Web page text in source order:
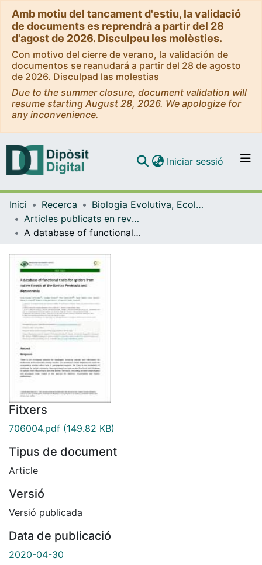
Amb motiu del tancament d'estiu, la validació
de documents es reprendrà a partir del 28
d'agost de 2026. Disculpeu les molèsties.
Con motivo del cierre de verano, la validación de
documentos se reanudará a partir del 28 de agosto
de 2026. Disculpad las molestias
Due to the summer closure, document validation will
resume starting August 28, 2026. We apologize for
any inconvenience.
Navega per tot el DD
Com publicar
Iniciar sessió (current)
Inici Recerca
Biologia Evolutiva, Ecologia i Ciències Ambientals
Articles publicats en revistes (Biologia Evolutiva, Ecologia i Ciències Ambientals)
A database of functional traits for spiders from native forests of the Iberian Peninsula and Macaronesia
Fitxers
706004.pdf (149.82 KB)
Tipus de document
Article
Versió
Versió publicada
Data de publicació
2020-04-30